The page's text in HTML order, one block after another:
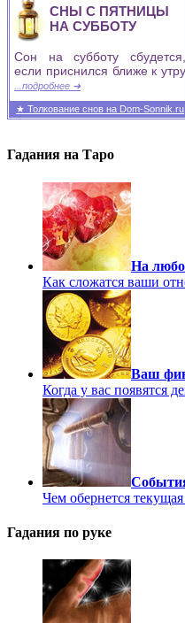
СНЫ С ПЯТНИЦЫ
НА СУББОТУ
Сон на субботу сбудется,
если приснился ближе к утру
...подробнее ➜
★ Толкование снов на Dom-Sonnik.ru
Гадания на Таро
На
Как сложатся ваши
Ваш
Когда у вас появятся
Чем обернется
Гадания по руке